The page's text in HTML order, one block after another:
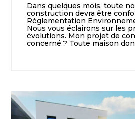
Dans quelques mois, toute
construction devra être
Réglementation
Nous vous éclairons sur les
évolutions. Mon projet de
concerné ? Toute maison